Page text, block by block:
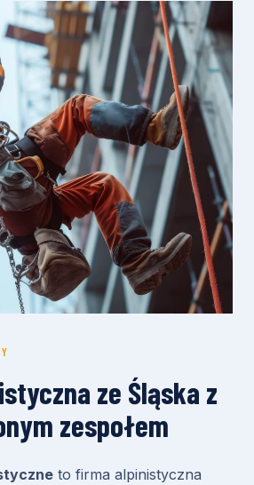
ze Śląska z
zespołem
to firma alpinistyczna